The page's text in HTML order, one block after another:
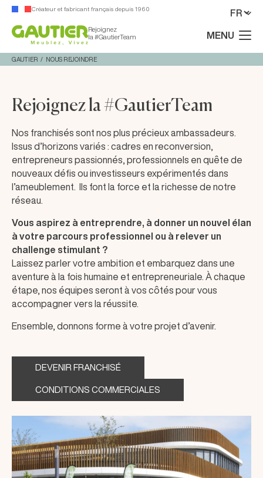
Créateur et fabricant français depuis 1960
Rejoignez
la #GautierTeam
MENU
GAUTIER NOUS REJOINDRE
Rejoignez la #GautierTeam
Nos franchisés sont nos plus précieux ambassadeurs.
Issus d’horizons variés : cadres en reconversion,
entrepreneurs passionnés, professionnels en quête de
nouveaux défis ou investisseurs expérimentés dans
l’ameublement. Ils font la force et la richesse de notre
réseau.
Vous aspirez à entreprendre, à donner un nouvel élan
à votre parcours professionnel ou à relever un
challenge stimulant ?
Laissez parler votre ambition et embarquez dans une
aventure à la fois humaine et entrepreneuriale. À chaque
étape, nos équipes seront à vos côtés pour vous
accompagner vers la réussite.
Ensemble, donnons forme à votre projet d’avenir.
DEVENIR FRANCHISÉ
CONDITIONS COMMERCIALES